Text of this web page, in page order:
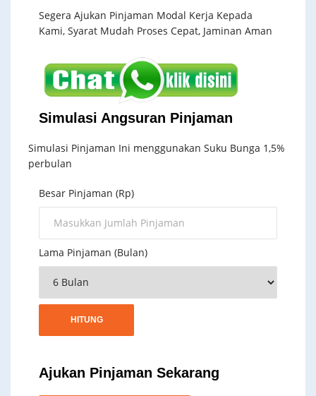
Segera Ajukan Pinjaman Modal Kerja Kepada
Kami, Syarat Mudah Proses Cepat, Jaminan Aman
Simulasi Angsuran Pinjaman
Simulasi Pinjaman Ini menggunakan Suku Bunga 1,5%
perbulan
Besar Pinjaman (Rp)
Lama Pinjaman (Bulan)
Ajukan Pinjaman Sekarang